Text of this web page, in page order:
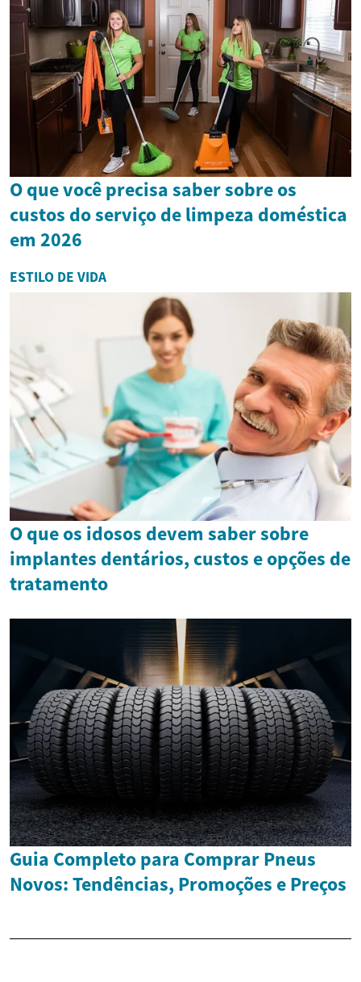
O que você precisa saber sobre os
custos do serviço de limpeza doméstica
em 2026
ESTILO DE VIDA
O que os idosos devem saber sobre
implantes dentários, custos e opções de
tratamento
Guia Completo para Comprar Pneus
Novos: Tendências, Promoções e Preços